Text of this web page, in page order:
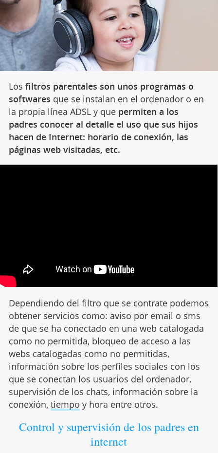
Los filtros parentales son unos programas o
softwares que se instalan en el ordenador o en
la propia línea ADSL y que permiten a los
padres conocer al detalle el uso que sus hijos
hacen de Internet: horario de conexión, las
páginas web visitadas, etc.
Dependiendo del filtro que se contrate podemos
obtener servicios como: aviso por email o sms
de que se ha conectado en una web catalogada
como no permitida, bloqueo de acceso a las
webs catalogadas como no permitidas,
información sobre los perfiles sociales con los
que se conectan los usuarios del ordenador,
supervisión de los chats, información sobre la
conexión, tiempo y hora entre otros.
Control y supervisión de los padres en
internet